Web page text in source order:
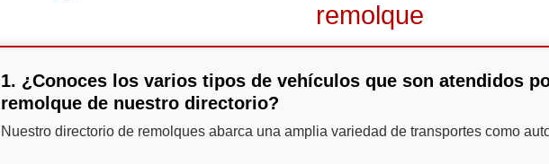
remolque
1. ¿Conoces los varios tipos de vehículos que son atendidos
remolque de nuestro directorio?
Nuestro directorio de remolques abarca una amplia variedad de transportes como